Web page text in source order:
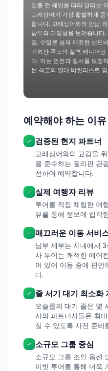
일출 전 해안을 따라 달리는
고래상어가 가장 활발하게
합니다. 고래상어와의 만남
남부의 다양성을 보여줍니다
결, 수밀론 섬의 깨끗한 샌드
가와산 폭포의 절벽 캐니어
다. 이는 안전과 질서를 보장
는 최고의 열대 버킷리스트
예약해야 하는 이유
검증된 현지 파트너
고래상어와의 교감을
을 준수하는 필리핀 관
선하여 예약합니다.
실제 여행자 리뷰
투어를 직접 체험한 여
뷰를 통해 정보에 입각
매끄러운 이동 서비
남부 세부는 시내에서
사 투어는 쾌적한 에어
어 있어 이동 중에 편안
다.
줄 서기 대기 최소화
오슬롭의 대기 줄은 몇
사의 파트너사들은 최
실 수 있도록 사전 준비
소규모 그룹 중심
소규모 그룹 조인 옵션
이빗 투어를 통해 더욱